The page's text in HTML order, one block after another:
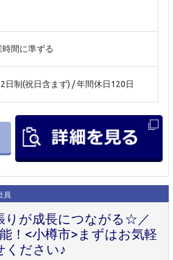
間に準ずる
日制(祝日含まず) / 年間休日120日
員
りが成長につながる☆／
！<小樽市>まずはお気軽
ください♪